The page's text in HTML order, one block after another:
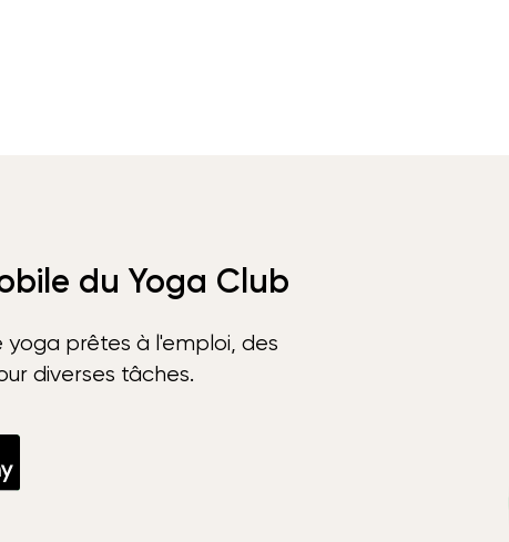
du Yoga Club
prêtes à l'emploi, des
diverses tâches.